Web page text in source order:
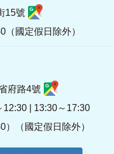
15號
國定假日除外）
府路4號
| 13:30～17:30
）（國定假日除外）